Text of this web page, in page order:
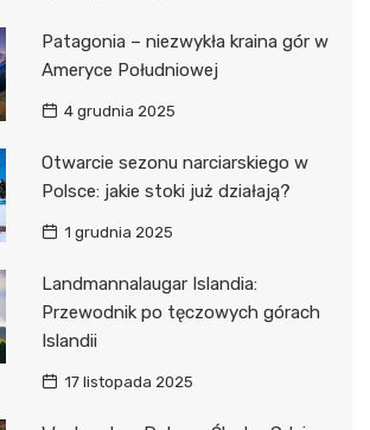
Patagonia – niezwykła kraina gór w
Ameryce Południowej
4 grudnia 2025
Otwarcie sezonu narciarskiego w
Polsce: jakie stoki już działają?
1 grudnia 2025
Landmannalaugar Islandia:
Przewodnik po tęczowych górach
Islandii
17 listopada 2025